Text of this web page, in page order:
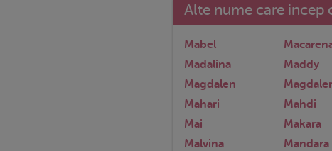
Alte nume care incep
Mabel
Madalina
Maddy
Magdalen
Mahari
Mahdi
Mai
Makara
Malvina
Mandara